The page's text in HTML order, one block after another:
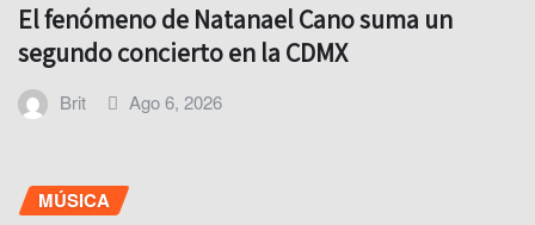
El fenómeno de Natanael Cano suma un
segundo concierto en la CDMX
Brit Ago 6, 2026
MÚSICA